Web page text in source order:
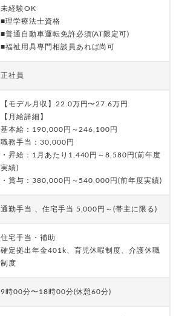
未経験OK
■理学療法士資格
■普通自動車運転免許必須(AT限定可)
■福祉用具専門相談員あれば尚可
正社員
【モデル月収】22.0万円〜27.6万円
【月給詳細】
基本給：190,000円～246,100円
職務手当：30,000円
・昇給：1月あたり1,440円～8,580円(前年度
実績)
・賞与：380,000円～540,000円(前年度実績)
通勤手当 、住宅手当 5,000円～(帯主に限る)
住宅手当・補助
確定拠出年金401k、育児休暇制度、介護休職
制度
9時00分〜18時00分(休憩60分)